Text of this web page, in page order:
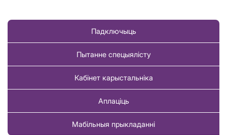
Падключыць
Пытанне спецыялісту
Кабінет карыстальніка
Аплаціць
Мабільныя прыкладанні